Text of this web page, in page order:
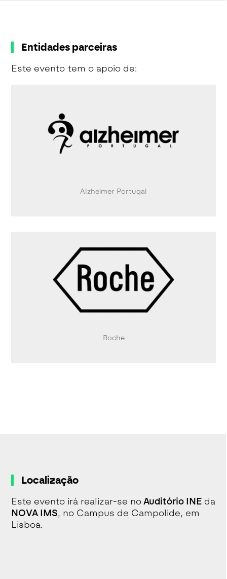
Entidades parceiras
Este evento tem o apoio de:
Alzheimer Portugal
Roche
Localização
Este evento irá realizar-se noAuditório INE da
NOVA IMS, no Campus de Campolide, em
Lisboa.